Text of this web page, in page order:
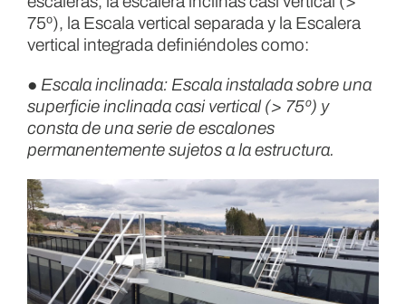
75º), la Escala vertical separada y la Escalera
vertical integrada definiéndoles como:
● Escala inclinada: Escala instalada sobre una
superficie inclinada casi vertical (> 75º) y
consta de una serie de escalones
permanentemente sujetos a la estructura.